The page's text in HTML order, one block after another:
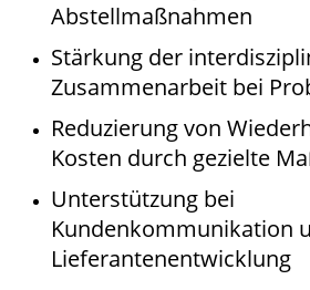
Abstellmaßnahmen
Stärkung der
Zusammenarbeit bei
Reduzierung von
Kosten durch gezielte
Unterstützung bei
Kundenkommunikation
Lieferantenentwicklung